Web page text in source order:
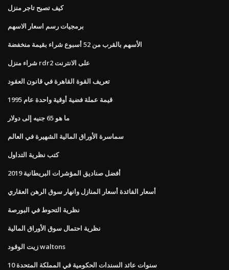
كيف تصبح تاجر منزل
برمجيات رسم اسعار الاسهم
الأسهم بالقرب من 52 أسبوع شراء بقيمة منخفضة
شراء منزل rdr2 على الانترنت
تعريف القوة القاهرة في قانون العقود
قيمة عملة فضية أوقية واحدة عام 1995
ما هو 65 جنيه إلى دولار
سماسرة الأوراق المالية الشهيرة في العالم
كتب نظرية التداول
أفضل صناديق المؤشرات البريطانية 2019
أسعار الفائدة أسعار المنازل وانهار سوق الرهن العقاري
نظرية التحوط في البورصة
نظرية احتمال سوق الأوراق المالية
زيت الوقود waltons
10 سنوات عائد السندات الحكومية في المملكة المتحدة